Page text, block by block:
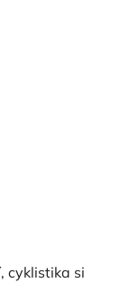
cyklistika si